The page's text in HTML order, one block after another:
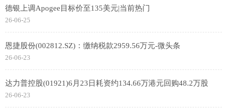
德银上调Apogee目标价至135美元|当前热门
26-06-25
恩捷股份(002812.SZ)：缴纳税款2959.56万元-微头条
26-06-23
达力普控股(01921)6月23日耗资约134.66万港元回购48.2万股
26-06-23